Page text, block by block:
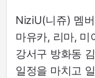
NiziU(니쥬) 멤
마유카, 리마, 미
강서구 방화동
일정을 마치고